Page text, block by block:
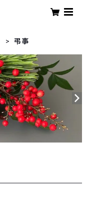
弔事